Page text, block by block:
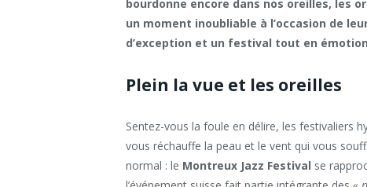
bourdonne encore dans nos oreilles, les
un moment inoubliable à l’occasion de
d’exception et un festival tout en
Plein la vue et les oreilles
Sentez-vous la foule en délire, les festivaliers
vous réchauffe la peau et le vent qui vous
normal : le Montreux Jazz Festival se